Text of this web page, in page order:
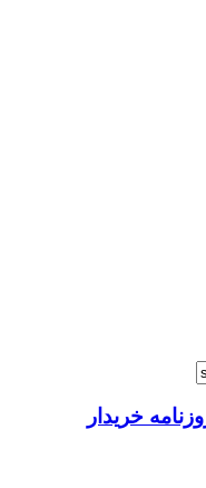
خریدار